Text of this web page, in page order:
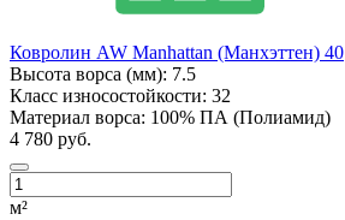
Ковролин AW Manhattan (Манхэттен) 40
Высота ворса (мм): 7.5
Класс износостойкости: 32
Материал ворса: 100% ПА (Полиамид)
4 780 руб.
м²